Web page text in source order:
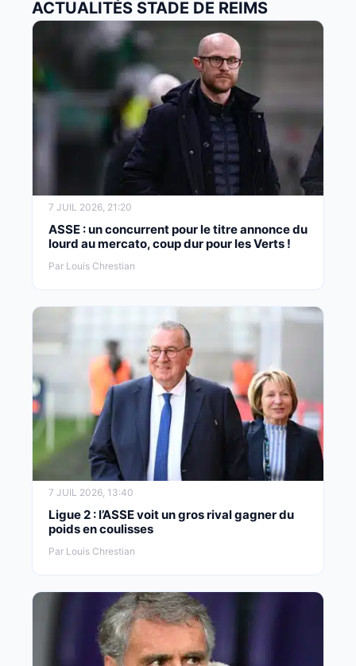
ACTUALITÉS STADE DE REIMS
7 JUIL 2026, 21:20
ASSE : un concurrent pour le titre annonce du
lourd au mercato, coup dur pour les Verts !
Par Louis Chrestian
7 JUIL 2026, 13:40
Ligue 2 : l’ASSE voit un gros rival gagner du
poids en coulisses
Par Louis Chrestian